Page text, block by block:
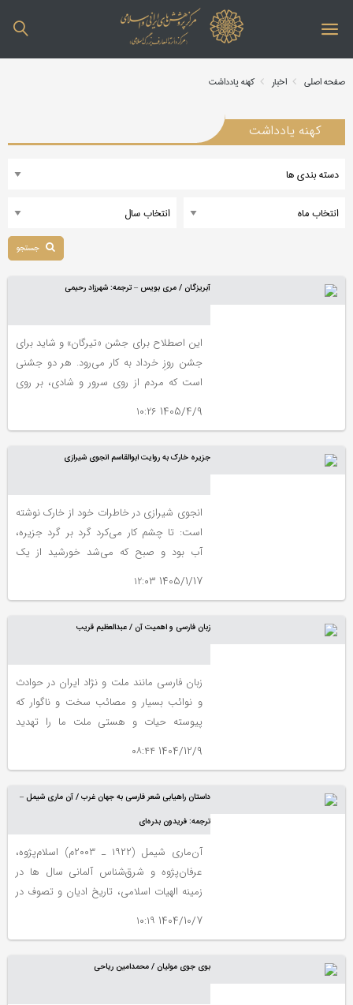
صفحه اصلی اخبار کهنه یادداشت
کهنه یادداشت
آبریزگان / مری بویس – ترجمه: شهرزاد رحیمی
این اصطلاح برای جشن «تیرگان» و شاید برای
جشن روزِ خرداد به کار می‌رود. هر دو جشنی
است که مردم از روی سرور و شادی، بر روی
1405/4/9 ۱۰:۲۶
جزیره خارک به روایت ابوالقاسم انجوی شیرازی
انجوی شیرازی در خاطرات خود از خارک نوشته
است: تا چشم کار می‌کرد گرد بر گرد جزیره،
آب بود و صبح که می‌شد خورشید از یک
آب هیچ چیز نبود و غیر از دریا هیچ چیز به
1405/1/17 ۱۲:۰۳
زبان فارسی و اهمیت آن / عبدالعظیم قریب
زبان فارسی مانند ملت و نژاد ایران در حوادث
و نوائب بسیار و مصائب سخت و ناگوار که
پیوسته حیات و هستی ملت ما را تهدید
باشکوه و فر و بزرگان و دانشمندانش پایدار و
استوار مانده و راه زوال زیادی نپیموده است
1404/12/9 ۰۸:۴۴
داستان راهیابی شعر فارسی به جهان غرب / آن ماری شیمل –
ترجمه: فریدون بدره‌‏ای
آن‌ماری شیمل (۱۹۲۲ ـ ۲۰۰۳م) اسلام‌پژوه،
عرفان‌پژوه و شرق‌شناس آلمانی سال ها در
زمینه الهیات اسلامی، تاریخ ادیان و تصوف در
و خود کوشید تا حدی آن را تعدیل کند. او آثار
1404/10/7 ۱۰:۱۹
بوی جوی مولیان / محمدامین ریاحی